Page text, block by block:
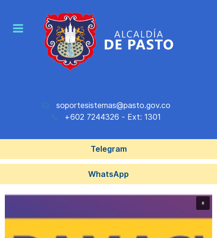
soportesistemas@pasto.gov.co
+602 7244326 - Ext: 1301
Telegram
WhatsApp